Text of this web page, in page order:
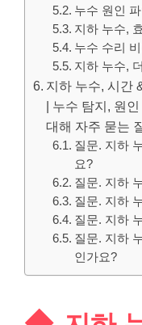
누수 원인
지하 누수,
누수 수리
지하 누수,
지하 누수, 시간
| 누수 탐지, 원
대해 자주 묻는
질문. 지하
요?
질문. 지하
질문. 지하
질문. 지하
질문. 지하
인가요?